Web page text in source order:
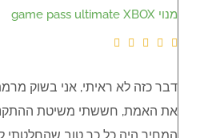





מנוי game pass ultimate XBOX
דבר כזה לא ראיתי, אני בשוק
את האמת, חששתי משיטת